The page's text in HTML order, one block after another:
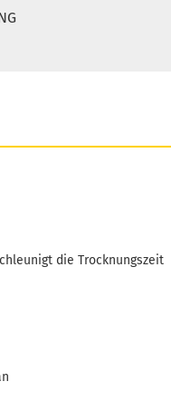
die Trocknungszeit